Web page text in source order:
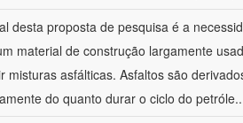
desta proposta de pesquisa é a
material de construção largamente
misturas asfálticas. Asfaltos são
do quanto durar o ciclo do petróle